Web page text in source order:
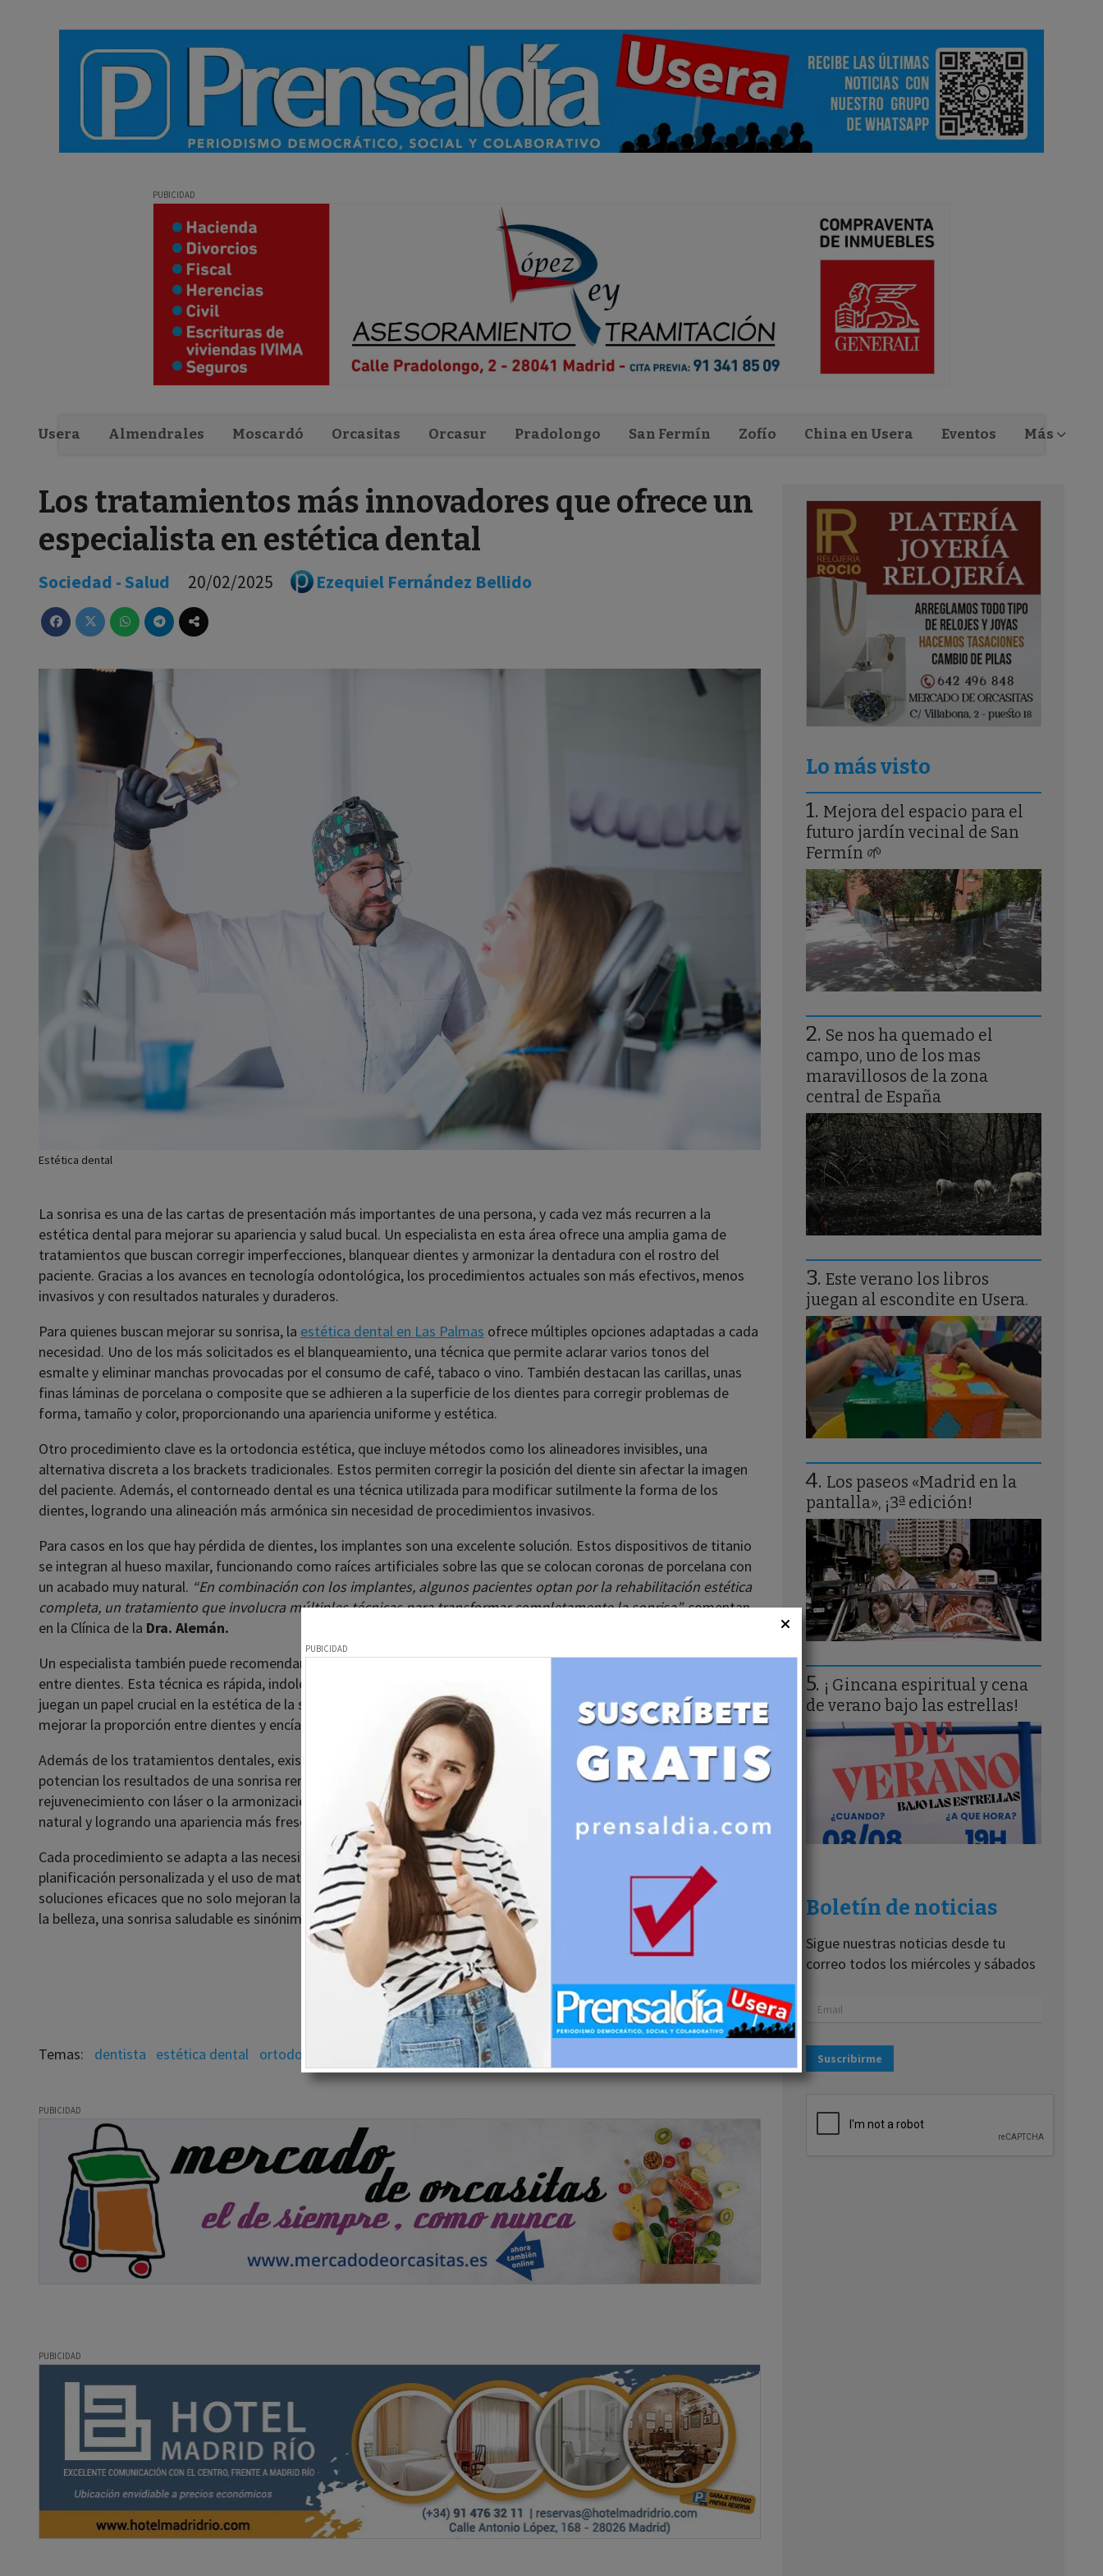
Usera Almendrales Moscardó Orcasitas Orcasur Pradolongo San Fermín Zofío China en Usera Eventos Más
Los tratamientos más innovadores que ofrece un
especialista en estética dental
Sociedad - Salud 20/02/2025 Ezequiel Fernández Bellido
Estética dental
La sonrisa es una de las cartas de presentación más importantes de una persona, y cada vez más recurren a la
estética dental para mejorar su apariencia y salud bucal. Un especialista en esta área ofrece una amplia gama de
tratamientos que buscan corregir imperfecciones, blanquear dientes y armonizar la dentadura con el rostro del
paciente. Gracias a los avances en tecnología odontológica, los procedimientos actuales son más efectivos, menos
invasivos y con resultados naturales y duraderos.
Para quienes buscan mejorar su sonrisa, la estética dental en Las Palmas ofrece múltiples opciones adaptadas a cada
necesidad. Uno de los más solicitados es el blanqueamiento, una técnica que permite aclarar varios tonos del
esmalte y eliminar manchas provocadas por el consumo de café, tabaco o vino. También destacan las carillas, unas
finas láminas de porcelana o composite que se adhieren a la superficie de los dientes para corregir problemas de
forma, tamaño y color, proporcionando una apariencia uniforme y estética.
Otro procedimiento clave es la ortodoncia estética, que incluye métodos como los alineadores invisibles, una
alternativa discreta a los brackets tradicionales. Estos permiten corregir la posición del diente sin afectar la imagen
del paciente. Además, el contorneado dental es una técnica utilizada para modificar sutilmente la forma de los
dientes, logrando una alineación más armónica sin necesidad de procedimientos invasivos.
Para casos en los que hay pérdida de dientes, los implantes son una excelente solución. Estos dispositivos de titanio
se integran al hueso maxilar, funcionando como raíces artificiales sobre las que se colocan coronas de porcelana con
un acabado muy natural. “En combinación con los implantes, algunos pacientes optan por la rehabilitación estética
completa, un tratamiento que involucra múltiples técnicas para transformar completamente la sonrisa”,comentan
en la Clínica de la Dra. Alemán.
Un especialista también puede recomendar el uso de resinas compuestas para reparar fracturas o cerrar espacios
entre dientes. Esta técnica es rápida, indolora y ofrece resultados inmediatos. Por otro lado, las encías también
juegan un papel crucial en la estética de la sonrisa, por lo que procedimientos como la gingivoplastia ayudan a
mejorar la proporción entre dientes y encía, logrando una apariencia más equilibrada.
Además de los tratamientos dentales, existen otros procedimientos de estética facial que complementan y
potencian los resultados de una sonrisa renovada. Opciones como el ácido hialurónico para el relleno de labios, el
rejuvenecimiento con láser o la armonización facial permiten equilibrar las facciones del rostro, resaltando la belleza
natural y logrando una apariencia más fresca y juvenil.
Cada procedimiento se adapta a las necesidades individuales del paciente, y la clave del éxito radica en la
planificación personalizada y el uso de materiales de alta calidad. Gracias a la innovación, es posible acceder a
soluciones eficaces que no solo mejoran la imagen, sino que también contribuyen a una mejor salud bucal. Más allá de
la belleza, una sonrisa saludable es sinónimo de confianza y bienestar.
dentista estética dental ortodoncia estética salud bucal
Lo más visto
Mejora del espacio para el
futuro jardín vecinal de San
Fermín 🌱
Se nos ha quemado el
campo, uno de los mas
maravillosos de la zona
central de España
Este verano los libros
juegan al escondite en Usera.
Los paseos «Madrid en la
pantalla», ¡3ª edición!
¡ Gincana espiritual y cena
de verano bajo las estrellas!
Boletín de noticias
Sigue nuestras noticias desde tu
correo todos los miércoles y sábados
Suscribirme